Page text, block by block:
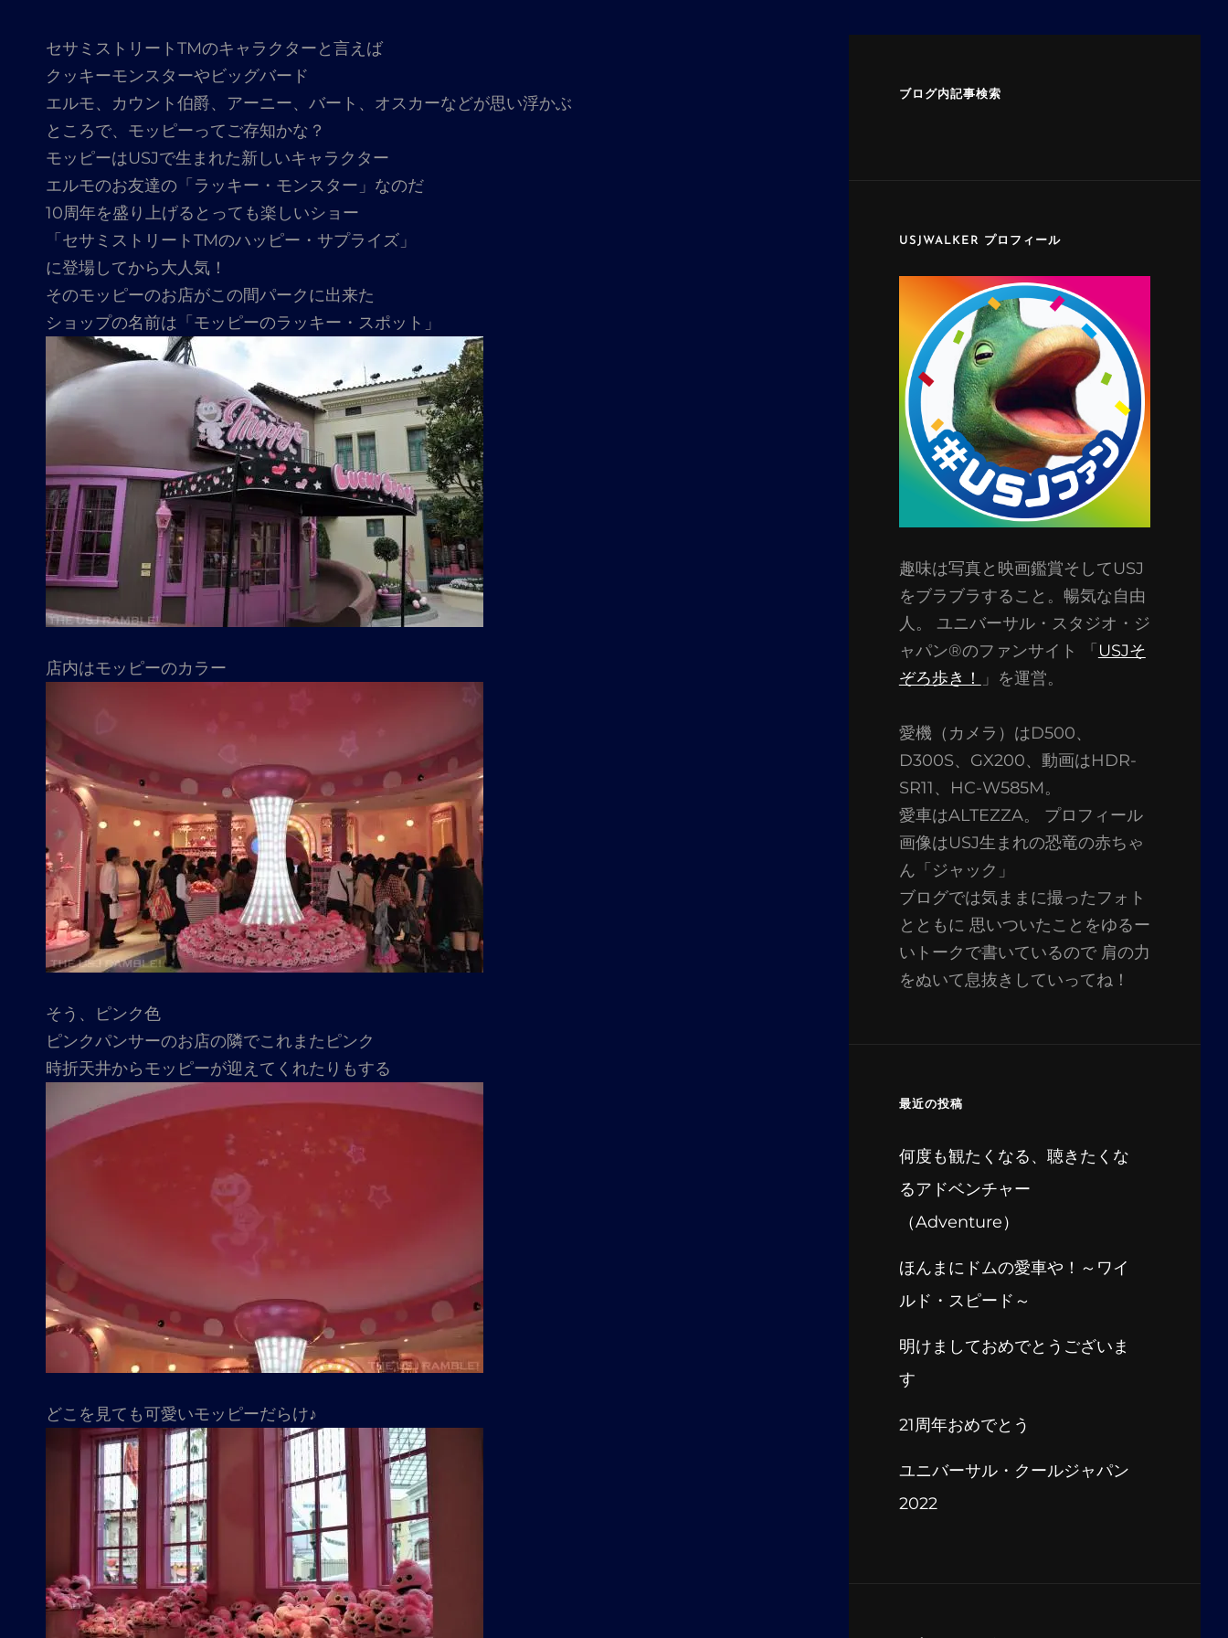
セサミストリートTMのキャラクターと言えば
クッキーモンスターやビッグバード
エルモ、カウント伯爵、アーニー、バート、オスカーなどが思い浮かぶ
ところで、モッピーってご存知かな？
モッピーはUSJで生まれた新しいキャラクター
エルモのお友達の「ラッキー・モンスター」なのだ
10周年を盛り上げるとっても楽しいショー
「セサミストリートTMのハッピー・サプライズ」
に登場してから大人気！
そのモッピーのお店がこの間パークに出来た
ショップの名前は「モッピーのラッキー・スポット」
店内はモッピーのカラー
そう、ピンク色
ピンクパンサーのお店の隣でこれまたピンク
時折天井からモッピーが迎えてくれたりもする
どこを見ても可愛いモッピーだらけ♪
ブログ内記事検索
USJWALKER プロフィール
趣味は写真と映画鑑賞そしてUSJ
をブラブラすること。暢気な自由
人。 ユニバーサル・スタジオ・ジ
ャパン®のファンサイト 「 USJそ
ぞろ歩き！
」を運営。
愛機（カメラ）はD500、
D300S、GX200、動画はHDR-
SR11、HC-W585M。
愛車はALTEZZA。 プロフィール
画像はUSJ生まれの恐竜の赤ちゃ
ん「ジャック」
ブログでは気ままに撮ったフォト
とともに 思いついたことをゆるー
いトークで書いているので 肩の力
をぬいて息抜きしていってね！
最近の投稿
何度も観たくなる、聴きたくな
るアドベンチャー
（Adventure）
ほんまにドムの愛車や！～ワイ
ルド・スピード～
明けましておめでとうございま
す
21周年おめでとう
ユニバーサル・クールジャパン
2022